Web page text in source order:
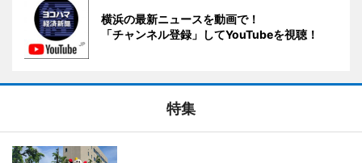
横浜の最新ニュースを動画で！
「チャンネル登録」してYouTubeを視聴！
特集